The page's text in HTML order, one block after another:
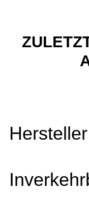
Hersteller